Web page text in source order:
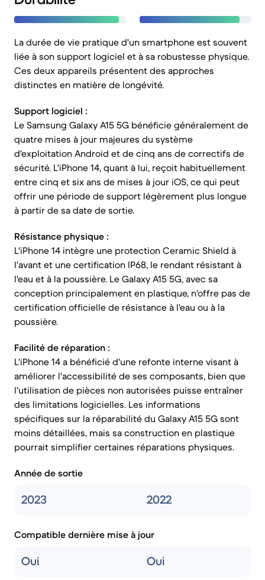
La durée de vie pratique d'un smartphone est souvent
liée à son support logiciel et à sa robustesse physique.
Ces deux appareils présentent des approches
distinctes en matière de longévité.
Support logiciel :
Le Samsung Galaxy A15 5G bénéficie généralement de
quatre mises à jour majeures du système
d'exploitation Android et de cinq ans de correctifs de
sécurité. L'iPhone 14, quant à lui, reçoit habituellement
entre cinq et six ans de mises à jour iOS, ce qui peut
offrir une période de support légèrement plus longue
à partir de sa date de sortie.
Résistance physique :
L'iPhone 14 intègre une protection Ceramic Shield à
l'avant et une certification IP68, le rendant résistant à
l'eau et à la poussière. Le Galaxy A15 5G, avec sa
conception principalement en plastique, n'offre pas de
certification officielle de résistance à l'eau ou à la
poussière.
Facilité de réparation :
L'iPhone 14 a bénéficié d'une refonte interne visant à
améliorer l'accessibilité de ses composants, bien que
l'utilisation de pièces non autorisées puisse entraîner
des limitations logicielles. Les informations
spécifiques sur la réparabilité du Galaxy A15 5G sont
moins détaillées, mais sa construction en plastique
pourrait simplifier certaines réparations physiques.
Année de sortie
2023 2022
Compatible dernière mise à jour
Oui Oui